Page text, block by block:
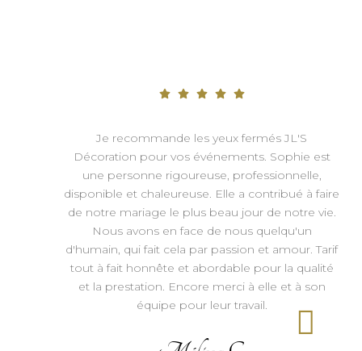
Je recommande les yeux fermés JL'S
Décoration pour vos événements. Sophie est
une personne rigoureuse, professionnelle,
disponible et chaleureuse. Elle a contribué à faire
de notre mariage le plus beau jour de notre vie.
Nous avons en face de nous quelqu'un
d'humain, qui fait cela par passion et amour. Tarif
tout à fait honnête et abordable pour la qualité
et la prestation. Encore merci à elle et à son
équipe pour leur travail.